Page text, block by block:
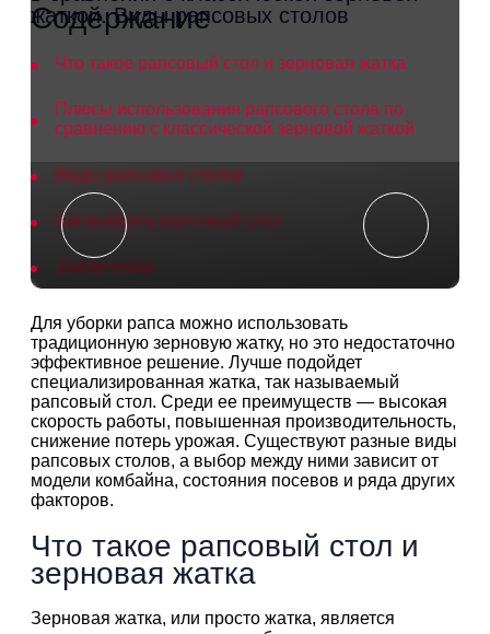
Содержание
Что такое рапсовый стол и зерновая жатка
Плюсы использования рапсового стола по
сравнению с классической зерновой жаткой
Виды рапсовых столов
Как выбрать рапсовый стол
Заключение
Для уборки рапса можно использовать
традиционную зерновую жатку, но это недостаточно
эффективное решение. Лучше подойдет
специализированная жатка, так называемый
рапсовый стол. Среди ее преимуществ — высокая
скорость работы, повышенная производительность,
снижение потерь урожая. Существуют разные виды
рапсовых столов, а выбор между ними зависит от
модели комбайна, состояния посевов и ряда других
факторов.
Что такое рапсовый стол и
зерновая жатка
Зерновая жатка, или просто жатка, является